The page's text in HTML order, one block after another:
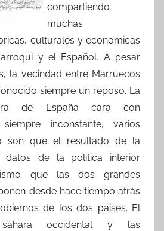
compartiendo
muchas
culturales y economicas
y el Español. A pesar
la vecindad entre Marruecos
siempre un reposo. La
de España cara con
inconstante, varios
son que el resultado de la
datos de la politica interior
que las dos grandes
desde hace tiempo atràs
de los dos paises. El
occidental y las